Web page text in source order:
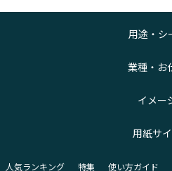
用途・シ
業種・お
イメー
用紙サ
人気ランキング 特集 使い方ガイド